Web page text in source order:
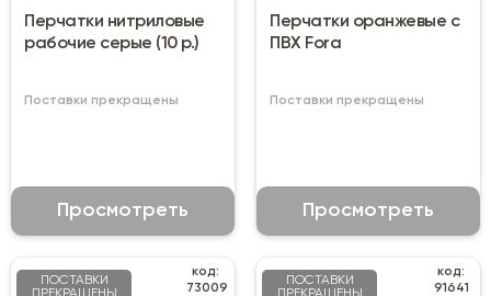
Перчатки нитриловые
рабочие серые (10 р.)
Поставки прекращены
Просмотреть
Перчатки оранжевые с
ПВХ Fora
Поставки прекращены
Просмотреть
ПОСТАВКИ
код:
73009
ПОСТАВКИ
код:
91641